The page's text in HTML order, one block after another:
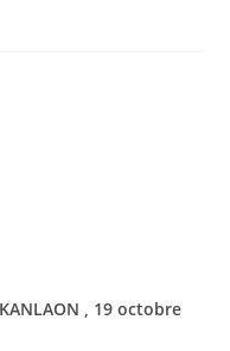
KANLAON , 19 octobre